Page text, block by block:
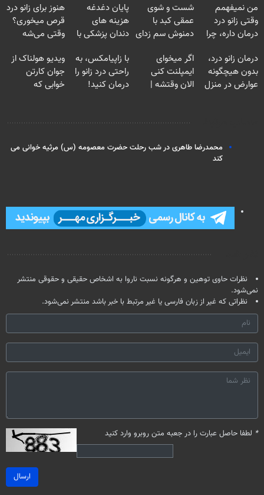
من نمیفهمم
وقتی زانو درد
درمان داره، چرا
تحمل میکنی؟❗
شست و شوی
عمقی کبد با
دمنوش سم زدای
پایان دغدغه
هزینه های
دندان پزشکی با
خانگی
هنوز برای زانو درد
قرص میخوری؟
وقتی می‌شه
درمانش کرد؟؟؟؟
درمان زانو درد،
بدون هیچگونه
عوارض در منزل
اگر میخوای
ایمپلنت کنی
الان وقتشه |
با زاپیامکس، به
راحتی درد زانو را
درمان کنید!
ویدیو هولناک از
جوان کارتن
خوابی که
محمدرضا طاهری در شب رحلت حضرت معصومه (س) مرثیه خوانی می
کند
نظرات حاوی توهین و هرگونه نسبت ناروا به اشخاص حقیقی و حقوقی منتشر
نمی‌شود.
نظراتی که غیر از زبان فارسی یا غیر مرتبط با خبر باشد منتشر نمی‌شود.
* لطفا حاصل عبارت را در جعبه متن روبرو وارد کنید
ارسال